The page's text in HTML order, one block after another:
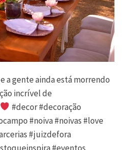
gente ainda está morrendo
incrível de
#decor #decoração
#noiva #noivas #love
#juizdefora